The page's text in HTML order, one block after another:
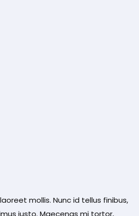
mollis. Nunc id tellus finibus,
justo. Maecenas mi tortor,